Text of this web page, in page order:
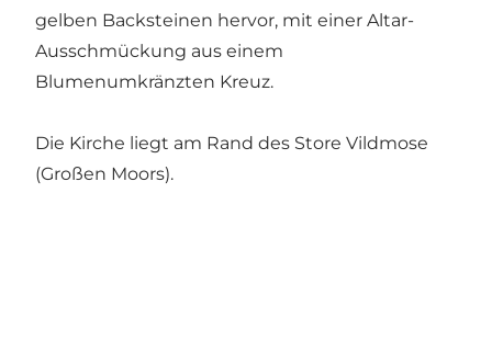
gelben Backsteinen hervor, mit einer Altar-
Ausschmückung aus einem
Blumenumkränzten Kreuz.
Die Kirche liegt am Rand des Store Vildmose
(Großen Moors).